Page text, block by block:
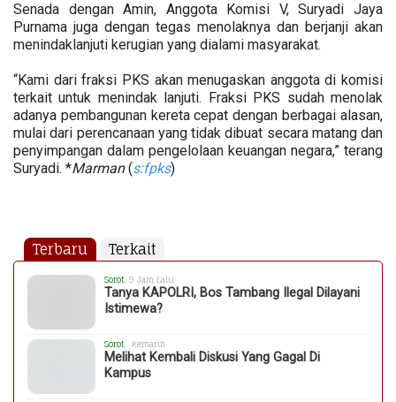
Senada dengan Amin, Anggota Komisi V, Suryadi Jaya
Purnama juga dengan tegas menolaknya dan berjanji akan
menindaklanjuti kerugian yang dialami masyarakat.
“Kami dari fraksi PKS akan menugaskan anggota di komisi
terkait untuk menindak lanjuti. Fraksi PKS sudah menolak
adanya pembangunan kereta cepat dengan berbagai alasan,
mulai dari perencanaan yang tidak dibuat secara matang dan
penyimpangan dalam pengelolaan keuangan negara,” terang
Suryadi. *Marman(s:fpks)
Terbaru Terkait
Sorot, 9 Jam Lalu
Tanya KAPOLRI, Bos Tambang Ilegal Dilayani
Istimewa?
Sorot , Kemarin
Melihat Kembali Diskusi Yang Gagal Di
Kampus